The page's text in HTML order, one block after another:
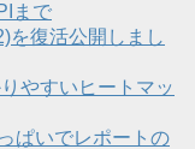
まで
を復活公開しまし
やすいヒートマッ
ぱいでレポートの